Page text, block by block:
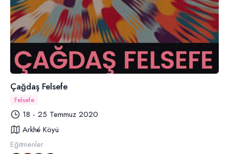
Çağdaş Felsefe
Felsefe
18 - 25 Temmuz 2020
Arkhé Köyü
Eğitmenler